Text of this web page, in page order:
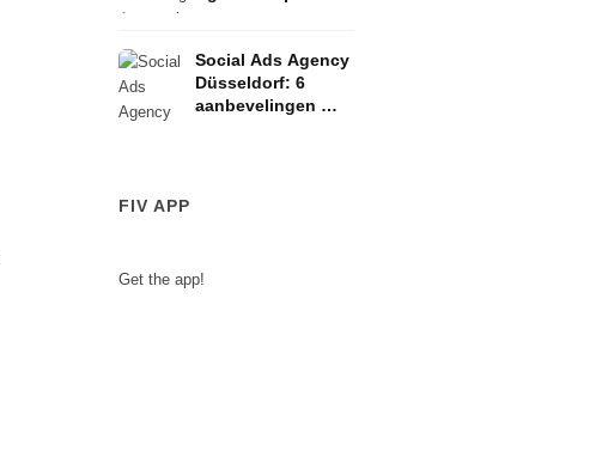
Commerce, Ads,
Leads
Social Ads Agency
Düsseldorf: 6
aanbevelingen ️
FIV APP
Get the app!